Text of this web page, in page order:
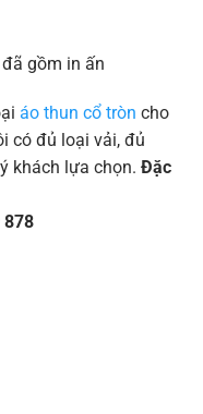
gồm in ấn
áo thun cổ tròn cho
có đủ loại vải, đủ
khách lựa chọn. Đặc
878